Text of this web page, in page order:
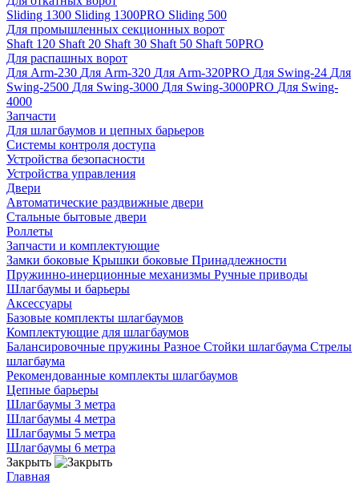
Sliding 1300 Sliding 1300PRO Sliding 500
Для промышленных секционных ворот
Shaft 120 Shaft 20 Shaft 30 Shaft 50 Shaft 50PRO
Для распашных ворот
Для Arm-230 Для Arm-320 Для Arm-320PRO Для Swing-24 Для
Swing-2500 Для Swing-3000 Для Swing-3000PRO Для Swing-
4000
Запчасти
Для шлагбаумов и цепных барьеров
Системы контроля доступа
Устройства безопасности
Устройства управления
Двери
Автоматические раздвижные двери
Стальные бытовые двери
Роллеты
Запчасти и комплектующие
Замки боковые Крышки боковые Принадлежности
Пружинно-инерционные механизмы Ручные приводы
Шлагбаумы и барьеры
Аксессуары
Базовые комплекты шлагбаумов
Комплектующие для шлагбаумов
Балансировочные пружины Разное Стойки шлагбаума Стрелы
шлагбаума
Рекомендованные комплекты шлагбаумов
Цепные барьеры
Шлагбаумы 3 метра
Шлагбаумы 4 метра
Шлагбаумы 5 метра
Шлагбаумы 6 метра
Закрыть
Главная